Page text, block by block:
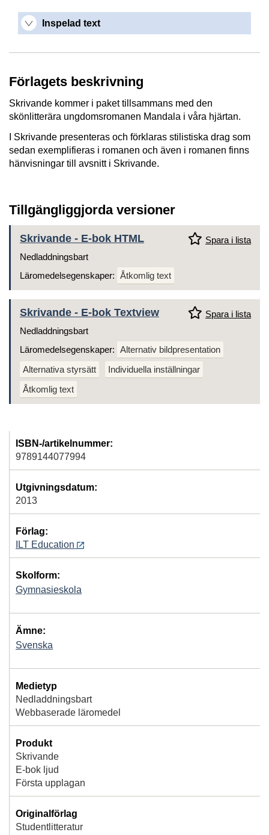
Inspelad text
Förlagets beskrivning
Skrivande kommer i paket tillsammans med den
skönlitterära ungdomsromanen Mandala i våra hjärtan.
I Skrivande presenteras och förklaras stilistiska drag som
sedan exemplifieras i romanen och även i romanen finns
hänvisningar till avsnitt i Skrivande.
Tillgängliggjorda versioner
Skrivande - E-bok HTML
Spara i lista
Nedladdningsbart
Läromedelsegenskaper: Åtkomlig text
Skrivande - E-bok Textview
Spara i lista
Nedladdningsbart
Läromedelsegenskaper: Alternativ bildpresentation
Alternativa styrsätt
Individuella inställningar
Åtkomlig text
ISBN-/artikelnummer:
9789144077994
Utgivningsdatum:
2013
Förlag:
ILT Education
Skolform:
Gymnasieskola
Ämne:
Svenska
Medietyp
Nedladdningsbart
Webbaserade läromedel
Produkt
Skrivande
E-bok ljud
Första upplagan
Originalförlag
Studentlitteratur